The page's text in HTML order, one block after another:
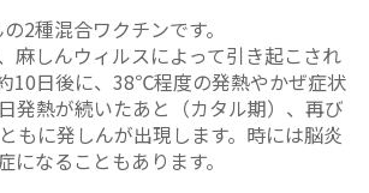
2種混合ワクチンです。
麻しんウィルスによって引き起こされ
10日後に、38℃程度の発熱やかぜ症状
発熱が続いたあと（カタル期）、再び
もに発しんが出現します。時には脳炎
になることもあります。